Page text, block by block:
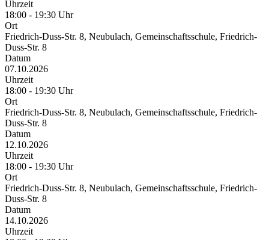
Uhrzeit
18:00 - 19:30 Uhr
Ort
Friedrich-Duss-Str. 8, Neubulach, Gemeinschaftsschule, Friedrich-
Duss-Str. 8
Datum
07.10.2026
Uhrzeit
18:00 - 19:30 Uhr
Ort
Friedrich-Duss-Str. 8, Neubulach, Gemeinschaftsschule, Friedrich-
Duss-Str. 8
Datum
12.10.2026
Uhrzeit
18:00 - 19:30 Uhr
Ort
Friedrich-Duss-Str. 8, Neubulach, Gemeinschaftsschule, Friedrich-
Duss-Str. 8
Datum
14.10.2026
Uhrzeit